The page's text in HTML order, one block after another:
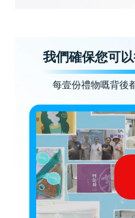
我們確保您可
每壹份禮物嘅背後